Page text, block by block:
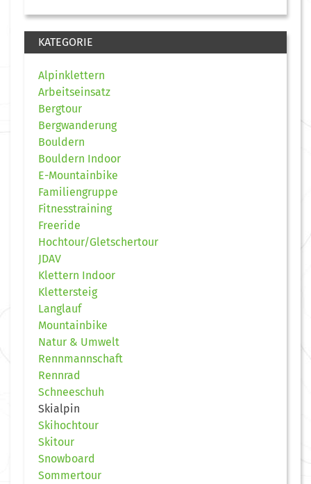
KATEGORIE
Alpinklettern
Arbeitseinsatz
Bergtour
Bergwanderung
Bouldern
Bouldern Indoor
E-Mountainbike
Familiengruppe
Fitnesstraining
Freeride
Hochtour/Gletschertour
JDAV
Klettern Indoor
Klettersteig
Langlauf
Mountainbike
Natur & Umwelt
Rennmannschaft
Rennrad
Schneeschuh
Skialpin
Skihochtour
Skitour
Snowboard
Sommertour